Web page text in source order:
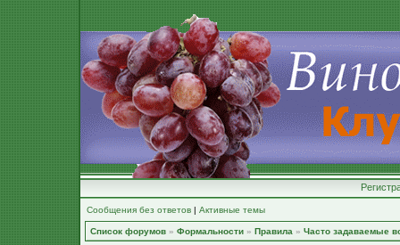
Сообщения без ответов | Активные темы
Список форумов » Формальности » Правила » Часто задаваемые